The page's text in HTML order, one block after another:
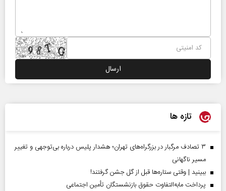
تازه ها
۳ تصادف مرگبار در بزرگراه‌های تهران؛ هشدار پلیس درباره بی‌توجهی و تغییر
مسیر ناگهانی
ببینید | وقتی ستاره‌ها قبل از گل جشن گرفتند!
پرداخت مابه‌التفاوت حقوق بازنشستگان تأمین اجتماعی